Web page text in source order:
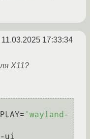
11.03.2025 17:33:34
X11?
'wayland-